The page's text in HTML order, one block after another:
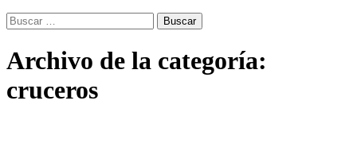
Buscar:
Archivo de la categoría:
cruceros